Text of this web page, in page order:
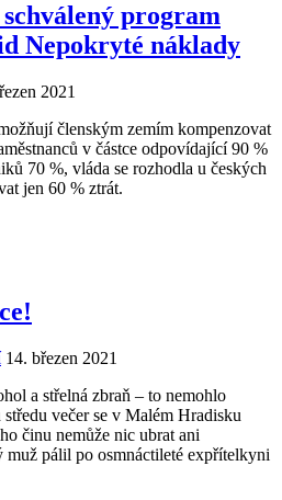
program
Nepokryté náklady
2021
členským zemím kompenzovat
v částce odpovídající 90 %
70 %, vláda se rozhodla u českých
jen 60 % ztrát.
14. březen 2021
a střelná zbraň – to nemohlo
večer se v Malém Hradisku
činu nemůže nic ubrat ani
muž pálil po osmnáctileté expřítelkyni